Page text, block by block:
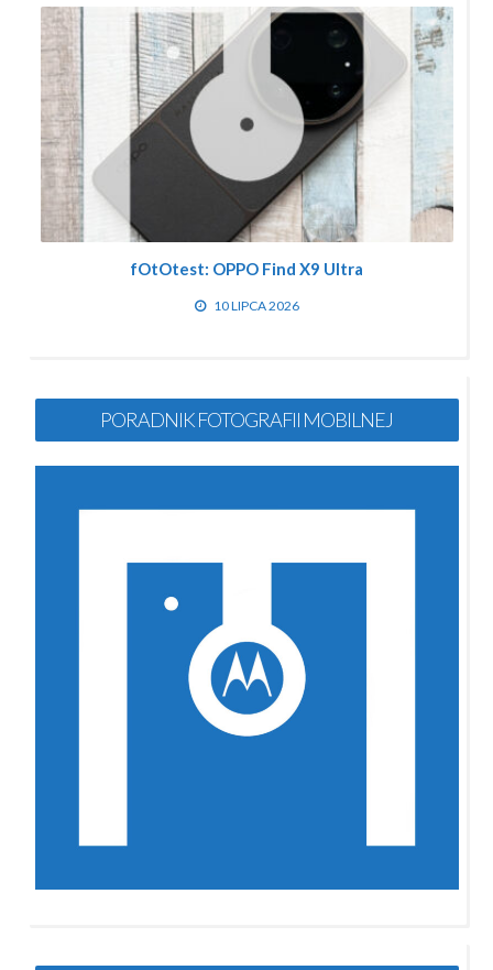
fOtOtest: OPPO Find X9 Ultra
10 LIPCA 2026
PORADNIK FOTOGRAFII MOBILNEJ